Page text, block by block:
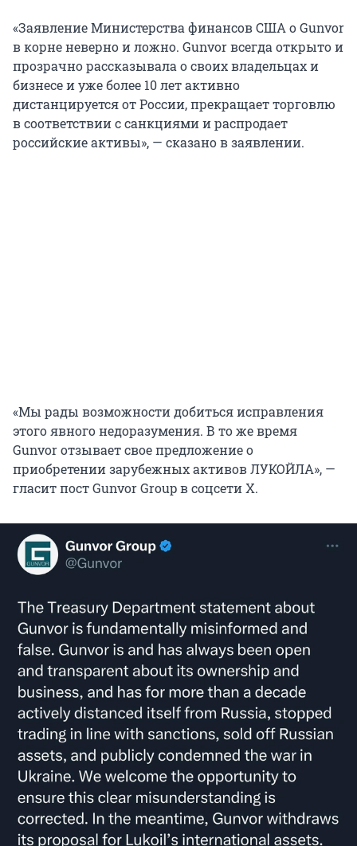
«Заявление Министерства финансов США о Gunvor
в корне неверно и ложно. Gunvor всегда открыто и
прозрачно рассказывала о своих владельцах и
бизнесе и уже более 10 лет активно
дистанцируется от России, прекращает торговлю
в соответствии с санкциями и распродает
российские активы», — сказано в заявлении.
«Мы рады возможности добиться исправления
этого явного недоразумения. В то же время
Gunvor отзывает свое предложение о
приобретении зарубежных активов ЛУКОЙЛА», —
гласит пост Gunvor Group в соцсети X.